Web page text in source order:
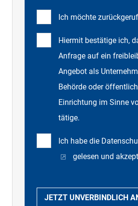
Ich möchte
Hiermit bestätige ich,
Anfrage auf ein
Angebot als
Behörde oder
Einrichtung im Sinne
tätige.
Ich habe die
gelesen und
JETZT UNVERBINDLICH